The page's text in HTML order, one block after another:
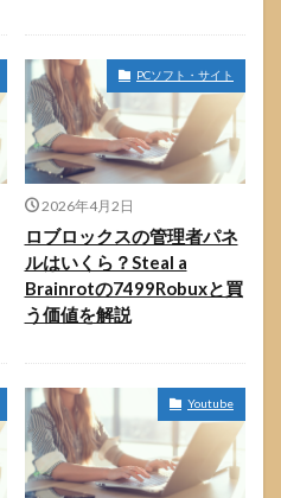
PCソフト・サイト
2026年4月2日
ロブロックスの管理者パネ
ルはいくら？Steal a
Brainrotの7499Robuxと買
う価値を解説
Youtube